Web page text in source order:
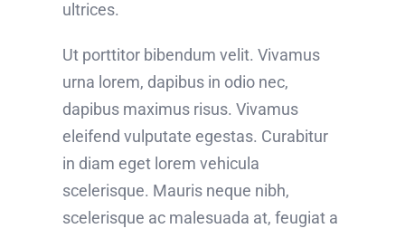
ultrices.
Ut porttitor bibendum velit. Vivamus
urna lorem, dapibus in odio nec,
dapibus maximus risus. Vivamus
eleifend vulputate egestas. Curabitur
in diam eget lorem vehicula
scelerisque. Mauris neque nibh,
scelerisque ac malesuada at, feugiat a